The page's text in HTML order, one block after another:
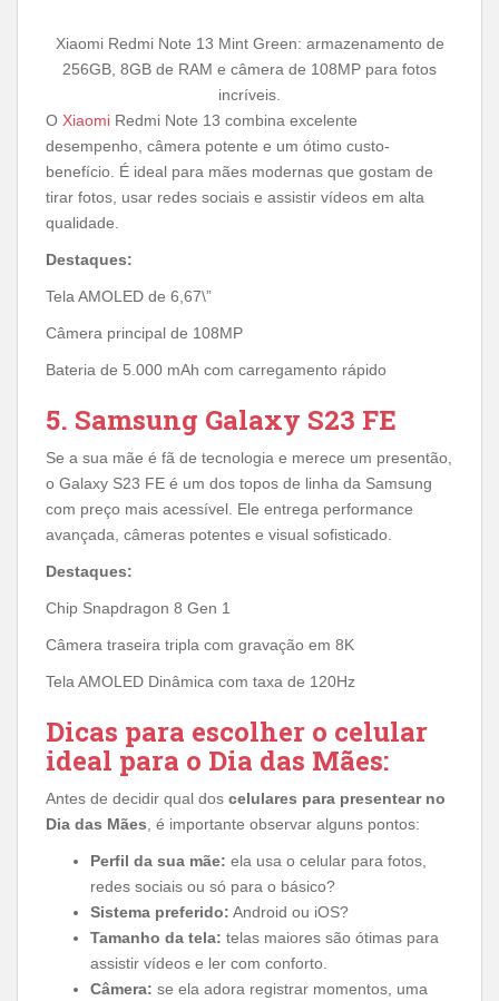
Xiaomi Redmi Note 13 Mint Green: armazenamento de
256GB, 8GB de RAM e câmera de 108MP para fotos
incríveis.
O Xiaomi Redmi Note 13 combina excelente
desempenho, câmera potente e um ótimo custo-
benefício. É ideal para mães modernas que gostam de
tirar fotos, usar redes sociais e assistir vídeos em alta
qualidade.
Destaques:
Tela AMOLED de 6,67\”
Câmera principal de 108MP
Bateria de 5.000 mAh com carregamento rápido
5. Samsung Galaxy S23 FE
Se a sua mãe é fã de tecnologia e merece um presentão,
o Galaxy S23 FE é um dos topos de linha da Samsung
com preço mais acessível. Ele entrega performance
avançada, câmeras potentes e visual sofisticado.
Destaques:
Chip Snapdragon 8 Gen 1
Câmera traseira tripla com gravação em 8K
Tela AMOLED Dinâmica com taxa de 120Hz
Dicas para escolher o celular
ideal para o Dia das Mães:
Antes de decidir qual dos celulares para presentear no
Dia das Mães , é importante observar alguns pontos:
Perfil da sua mãe: ela usa o celular para fotos,
redes sociais ou só para o básico?
Sistema preferido: Android ou iOS?
Tamanho da tela: telas maiores são ótimas para
assistir vídeos e ler com conforto.
Câmera: se ela adora registrar momentos, uma